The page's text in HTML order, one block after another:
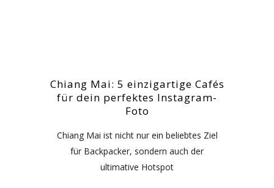
Chiang Mai: 5 einzigartige Cafés
für dein perfektes Instagram-
Foto
Chiang Mai ist nicht nur ein beliebtes Ziel
für Backpacker, sondern auch der
ultimative Hotspot